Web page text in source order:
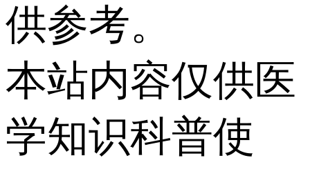
供参考。
本站内容仅供医
学知识科普使